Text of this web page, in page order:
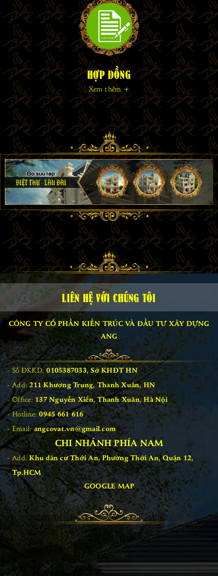
HỢP ĐỒNG
Xem thêm +
LIÊN HỆ VỚI CHÚNG TÔI
CÔNG TY CỔ PHẦN KIẾN TRÚC VÀ ĐẦU TƯ XÂY DỰNG
ANG
Số ĐKKD:0105387033, Sở KHĐT HN
Add: 211 Khương Trung, Thanh Xuân, HN
Office: 137 Nguyễn Xiển, Thanh Xuân, Hà Nội
Hotline:0945 661 616
Email:angcovat.vn@gmail.com
CHI NHÁNH PHÍA NAM
Add:Khu dân cư Thới An, Phường Thới An, Quận 12,
Tp.HCM
GOOGLE MAP